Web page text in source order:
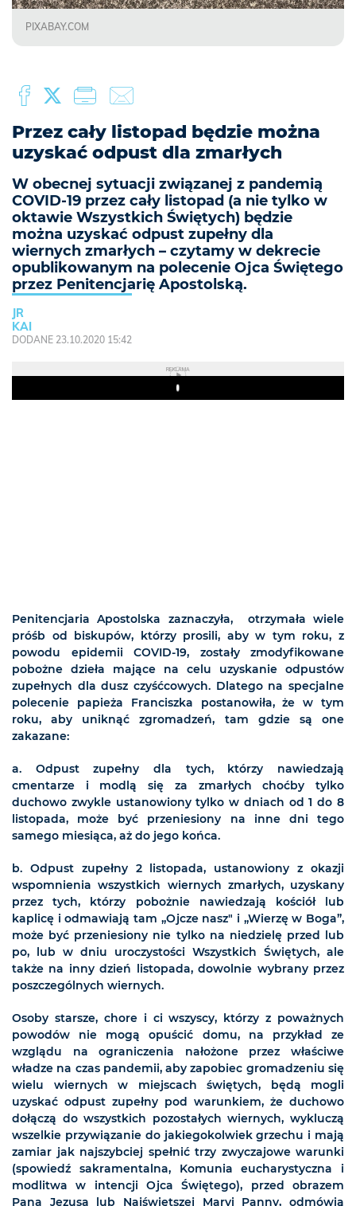
PIXABAY.COM
Przez cały listopad będzie można
uzyskać odpust dla zmarłych
W obecnej sytuacji związanej z pandemią
COVID-19 przez cały listopad (a nie tylko w
oktawie Wszystkich Świętych) będzie
można uzyskać odpust zupełny dla
wiernych zmarłych – czytamy w dekrecie
opublikowanym na polecenie Ojca Świętego
przez Penitencjarię Apostolską.
JR
KAI
DODANE 23.10.2020 15:42
REKLAMA
Play
Penitencjaria Apostolska zaznaczyła, otrzymała wiele
próśb od biskupów, którzy prosili, aby w tym roku, z
powodu epidemii COVID-19, zostały zmodyfikowane
pobożne dzieła mające na celu uzyskanie odpustów
zupełnych dla dusz czyśćcowych. Dlatego na specjalne
polecenie papieża Franciszka postanowiła, że w tym
roku, aby uniknąć zgromadzeń, tam gdzie są one
zakazane:
a. Odpust zupełny dla tych, którzy nawiedzają
cmentarze i modlą się za zmarłych choćby tylko
duchowo zwykle ustanowiony tylko w dniach od 1 do 8
listopada, może być przeniesiony na inne dni tego
samego miesiąca, aż do jego końca.
b. Odpust zupełny 2 listopada, ustanowiony z okazji
wspomnienia wszystkich wiernych zmarłych, uzyskany
przez tych, którzy pobożnie nawiedzają kościół lub
kaplicę i odmawiają tam „Ojcze nasz" i „Wierzę w Boga”,
może być przeniesiony nie tylko na niedzielę przed lub
po, lub w dniu uroczystości Wszystkich Świętych, ale
także na inny dzień listopada, dowolnie wybrany przez
poszczególnych wiernych.
Osoby starsze, chore i ci wszyscy, którzy z poważnych
powodów nie mogą opuścić domu, na przykład ze
wzglądu na ograniczenia nałożone przez właściwe
władze na czas pandemii, aby zapobiec gromadzeniu się
wielu wiernych w miejscach świętych, będą mogli
uzyskać odpust zupełny pod warunkiem, że duchowo
dołączą do wszystkich pozostałych wiernych, wykluczą
wszelkie przywiązanie do jakiegokolwiek grzechu i mają
zamiar jak najszybciej spełnić trzy zwyczajowe warunki
(spowiedź sakramentalna, Komunia eucharystyczna i
modlitwa w intencji Ojca Świętego), przed obrazem
Pana Jezusa lub Najświętszej Maryi Panny, odmówią